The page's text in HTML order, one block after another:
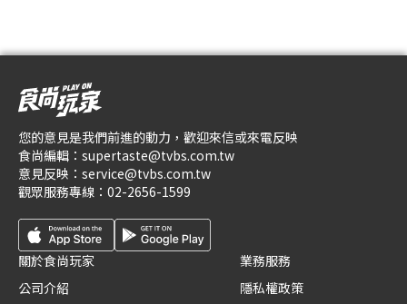
您的意見是我們前進的動力，歡迎來信或來電反映
食尚編輯： supertaste@tvbs.com.tw
意見反映： service@tvbs.com.tw
觀眾服務專線： 02-2656-1599
關於食尚玩家
公司介紹
業務服務
隱私權政策